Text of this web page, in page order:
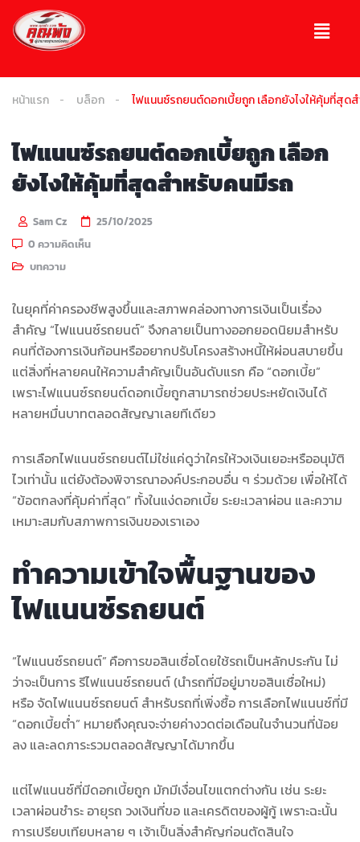
หน้าแรก บล็อก ไฟแนนซ์รถยนต์ดอกเบี้ยถูก เลือกยังไงให้คุ้มที่สุด
ไฟแนนซ์รถยนต์ดอกเบี้ยถูก เลือก
ยังไงให้คุ้มที่สุดสำหรับคนมีรถ
Sam Cz
25/10/2025
0 ความคิดเห็น
บทความ
ในยุคที่ค่าครองชีพสูงขึ้นและสภาพคล่องทางการเงินเป็นเรื่อง
สำคัญ “ไฟแนนซ์รถยนต์” จึงกลายเป็นทางออกยอดนิยมสำหรับ
คนที่ต้องการเงินก้อนหรืออยากปรับโครงสร้างหนี้ให้ผ่อนสบายขึ้น
แต่สิ่งที่หลายคนให้ความสำคัญเป็นอันดับแรก คือ “ดอกเบี้ย”
เพราะไฟแนนซ์รถยนต์ดอกเบี้ยถูกสามารถช่วยประหยัดเงินได้
หลายหมื่นบาทตลอดสัญญาเลยทีเดียว
การเลือกไฟแนนซ์รถยนต์ไม่ใช่แค่ดูว่าใครให้วงเงินเยอะหรืออนุมัติ
ไวเท่านั้น แต่ยังต้องพิจารณาองค์ประกอบอื่น ๆ ร่วมด้วย เพื่อให้ได้
“ข้อตกลงที่คุ้มค่าที่สุด” ทั้งในแง่ดอกเบี้ย ระยะเวลาผ่อน และความ
เหมาะสมกับสภาพการเงินของเราเอง
ทำความเข้าใจพื้นฐานของ
ไฟแนนซ์รถยนต์
“ไฟแนนซ์รถยนต์” คือการขอสินเชื่อโดยใช้รถเป็นหลักประกัน ไม่
ว่าจะเป็นการ รีไฟแนนซ์รถยนต์ (นำรถที่มีอยู่มาขอสินเชื่อใหม่)
หรือ จัดไฟแนนซ์รถยนต์ สำหรับรถที่เพิ่งซื้อ การเลือกไฟแนนซ์ที่มี
“ดอกเบี้ยต่ำ” หมายถึงคุณจะจ่ายค่างวดต่อเดือนในจำนวนที่น้อย
ลง และลดภาระรวมตลอดสัญญาได้มากขึ้น
แต่ไฟแนนซ์ที่มีดอกเบี้ยถูก มักมีเงื่อนไขแตกต่างกัน เช่น ระยะ
เวลาผ่อนชำระ อายุรถ วงเงินที่ขอ และเครดิตของผู้กู้ เพราะฉะนั้น
การเปรียบเทียบหลาย ๆ เจ้าเป็นสิ่งสำคัญก่อนตัดสินใจ